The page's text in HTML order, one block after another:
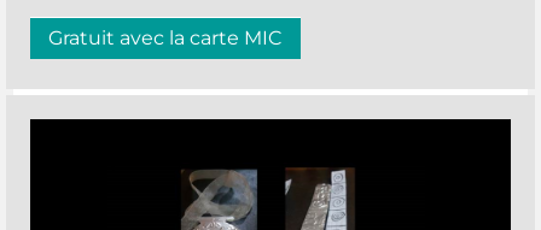
Gratuit avec la carte MIC